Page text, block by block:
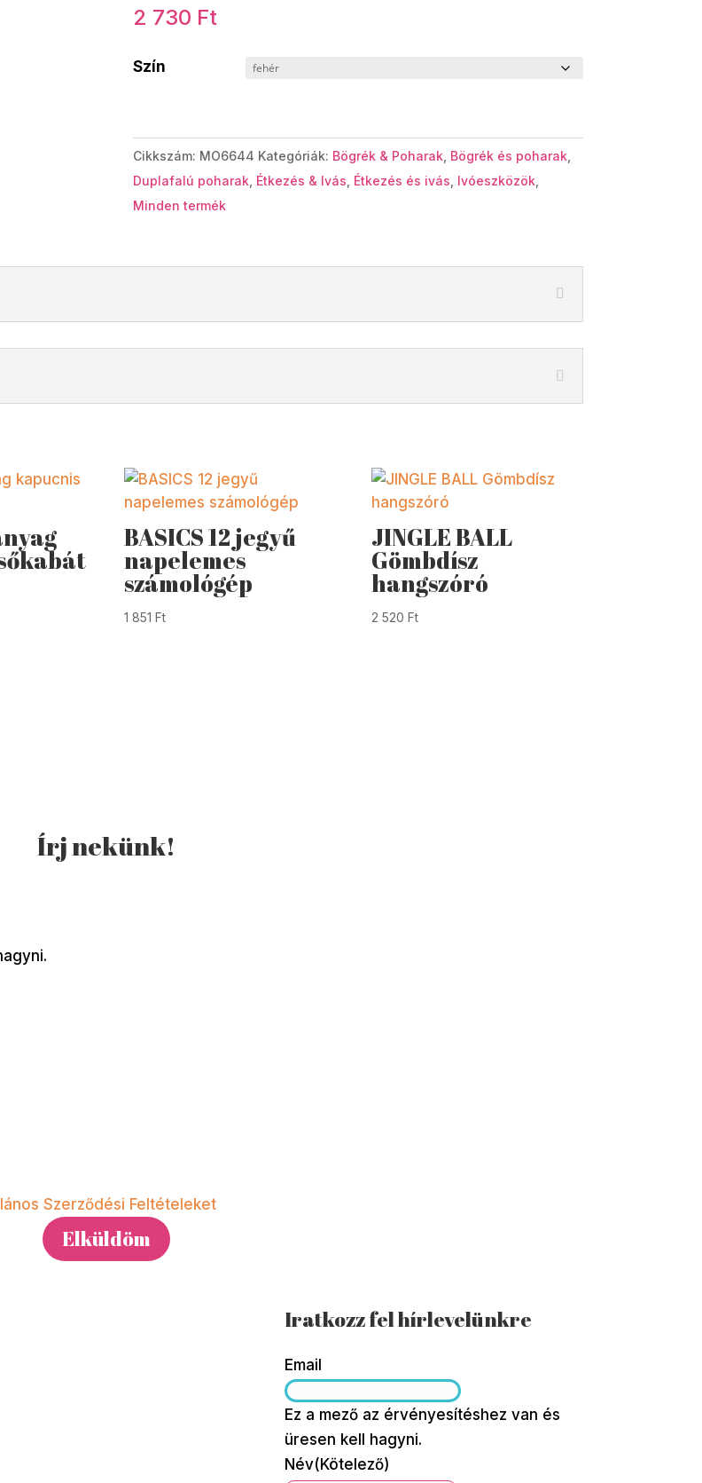
2 730 Ft
Szín
Cikkszám: MO6644 Kategóriák: Bögrék & Poharak Bögrék és poharak
Duplafalú poharak Étkezés & Ivás Étkezés és ivás Ivóeszközök
Minden termék
BASICS 12 jegyű
napelemes
számológép
1 851Ft
JINGLE BALL
Gömbdísz
hangszóró
2 520Ft
Írj nekünk!
Szerződési Feltételeket
Iratkozz fel hírlevelünkre
Email
Ez a mező az érvényesítéshez van és
üresen kell hagyni.
Név(Kötelező)